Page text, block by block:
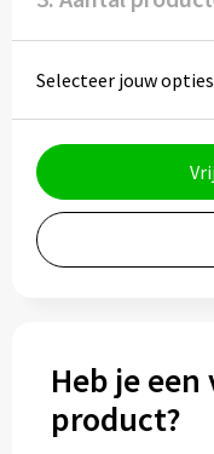
Divers
Technologie
Vrije tijd
Gereedschap
Zonnebrillen
EHBO
Selecteer jouw
Heb je
product?